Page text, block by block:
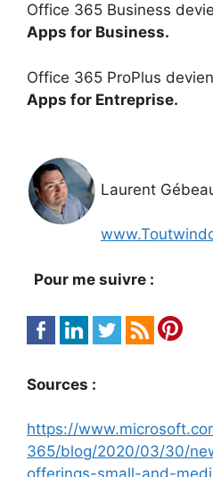
Office 365 Business
Apps for Business.
Office 365 ProPlus
Apps for Entreprise.
Laurent
Pour me suivre :
Sources :
https://
365/blog/2020/03/30/